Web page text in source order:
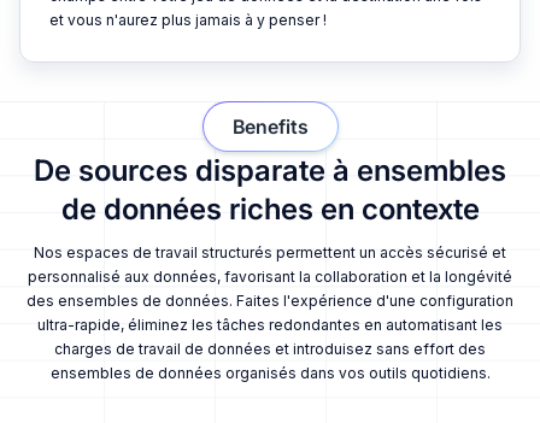
et vous n'aurez plus jamais à y penser !
De sources disparate à ensembles
de données riches en contexte
Nos espaces de travail structurés permettent un accès sécurisé et
personnalisé aux données, favorisant la collaboration et la longévité
des ensembles de données. Faites l'expérience d'une configuration
ultra-rapide, éliminez les tâches redondantes en automatisant les
charges de travail de données et introduisez sans effort des
ensembles de données organisés dans vos outils quotidiens.
Benefits